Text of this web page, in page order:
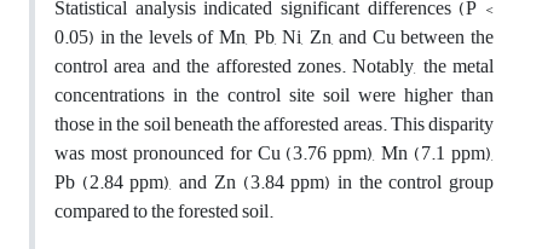
Statistical analysis indicated significant differences (P <
0.05) in the levels of Mn, Pb, Ni, Zn, and Cu between the
control area and the afforested zones. Notably, the metal
concentrations in the control site soil were higher than
those in the soil beneath the afforested areas. This disparity
was most pronounced for Cu (3.76 ppm), Mn (7.1 ppm),
Pb (2.84 ppm), and Zn (3.84 ppm) in the control group
compared to the forested soil.